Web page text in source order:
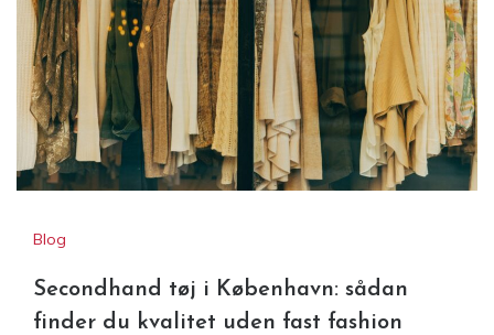
Blog
Secondhand tøj i København: sådan
finder du kvalitet uden fast fashion